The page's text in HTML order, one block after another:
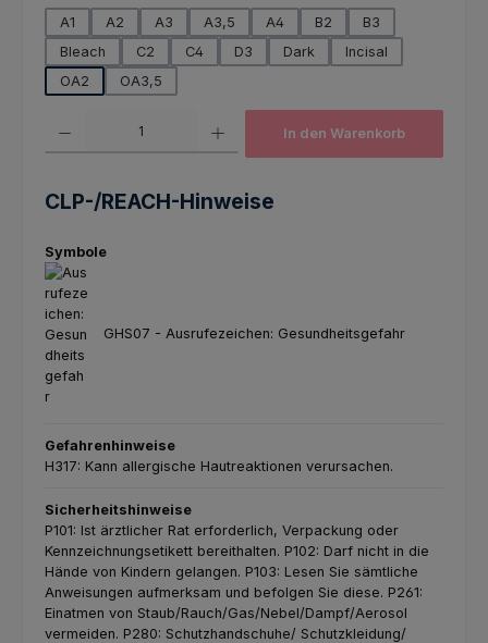
A1
A2 A3 A3,5 A4 B2
B3
Bleach
C2 C4 D3 Dark
Incisal
OA2
OA3,5
In den Warenkorb
CLP-/REACH-Hinweise
Symbole
GHS07 - Ausrufezeichen: Gesundheitsgefahr
Gefahrenhinweise
H317: Kann allergische Hautreaktionen verursachen.
Sicherheitshinweise
P101: Ist ärztlicher Rat erforderlich, Verpackung oder
Kennzeichnungsetikett bereithalten. P102: Darf nicht in die
Hände von Kindern gelangen. P103: Lesen Sie sämtliche
Anweisungen aufmerksam und befolgen Sie diese. P261:
Einatmen von Staub/Rauch/Gas/Nebel/Dampf/Aerosol
vermeiden. P280: Schutzhandschuhe/ Schutzkleidung/